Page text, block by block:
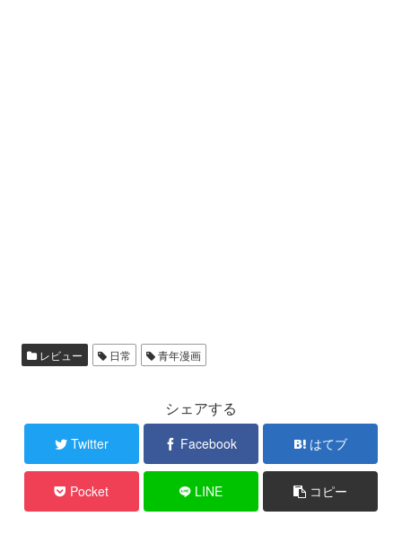
レビュー 日常 青年漫画
シェアする
Twitter Facebook はてブ
Pocket LINE コピー